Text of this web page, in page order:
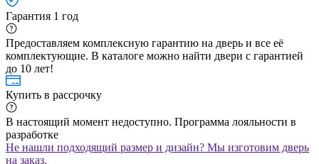
Гарантия 1 год
Предоставляем комплексную гарантию на дверь и все её
комплектующие. В каталоге можно найти двери с гарантией
до 10 лет!
Купить в рассрочку
В настоящий момент недоступно. Программа лояльности в
разработке
Не нашли подходящий размер и дизайн? Мы изготовим дверь
на заказ.